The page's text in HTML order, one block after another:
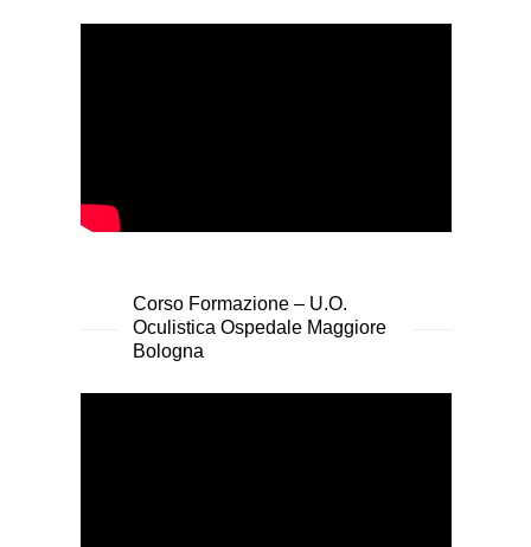
Corso Formazione – U.O.
Oculistica Ospedale Maggiore
Bologna